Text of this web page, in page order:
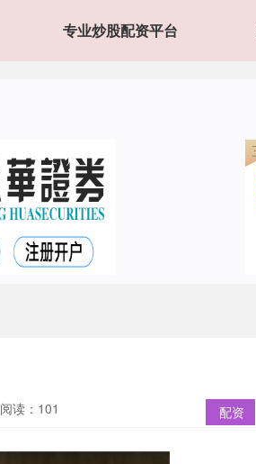
专业炒股配资平台
配资
阅读：101